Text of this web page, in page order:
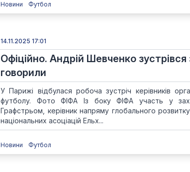
Новини Футбол
14.11.2025 17:01
Офіційно. Андрій Шевченко
говорили
У Парижі відбулася робоча зустріч керівників
футболу. Фото ФІФА Із боку ФІФА участь у
Графстрьом, керівник напряму глобального
національних асоціацій Ельх...
Новини Футбол